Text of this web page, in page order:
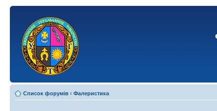
Список форумів ‹ Фалеристика